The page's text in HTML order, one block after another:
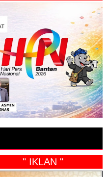
" IKLAN "